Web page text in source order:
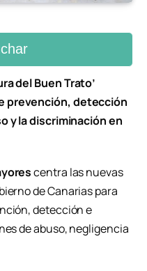
del Buen Trato’
prevención, detección
y la discriminación en
centra las nuevas
de Canarias para
detección e
de abuso, negligencia